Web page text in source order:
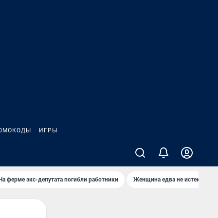
ИГРЫ
ферме экс-депутата погибли работники Женщина едва не истекла